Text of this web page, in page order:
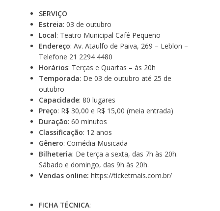
SERVIÇO
Estreia: 03 de outubro
Local: Teatro Municipal Café Pequeno
Endereço: Av. Ataulfo de Paiva, 269 – Leblon –
Telefone 21 2294 4480
Horários: Terças e Quartas – às 20h
Temporada: De 03 de outubro até 25 de
outubro
Capacidade: 80 lugares
Preço: R$ 30,00 e R$ 15,00 (meia entrada)
Duração: 60 minutos
Classificação: 12 anos
Gênero: Comédia Musicada
Bilheteria: De terça a sexta, das 7h às 20h.
Sábado e domingo, das 9h às 20h.
Vendas online: https://ticketmais.com.br/
FICHA TÉCNICA: